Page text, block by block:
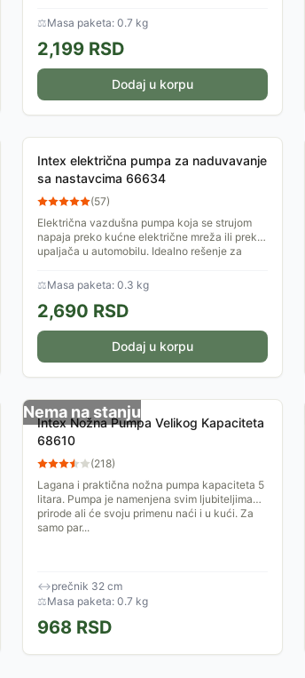
pumpu gde god da...
⚖Masa paketa: 0.7 kg
2,199 RSD
Dodaj u korpu
Intex električna pumpa za naduvavanje
sa nastavcima 66634
(57)
Električna vazdušna pumpa koja se strujom
napaja preko kućne električne mreža ili preko
upaljača u automobilu. Idealno rešenje za
⚖Masa paketa: 0.3 kg
2,690 RSD
Dodaj u korpu
Nema na stanju
Intex Nožna Pumpa Velikog Kapaciteta
68610
(218)
Lagana i praktična nožna pumpa kapaciteta 5
litara. Pumpa je namenjena svim ljubiteljima
prirode ali će svoju primenu naći i u kući. Za
samo par...
↔prečnik 32 cm
⚖Masa paketa: 0.7 kg
968 RSD